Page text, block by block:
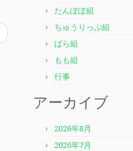
たんぽぽ組
ちゅうりっぷ組
ばら組
もも組
行事
アーカイブ
2026年8月
2026年7月